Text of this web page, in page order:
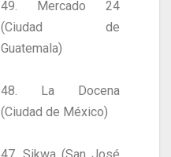
49. Mercado 24
(Ciudad de
Guatemala)
48. La Docena
(Ciudad de México)